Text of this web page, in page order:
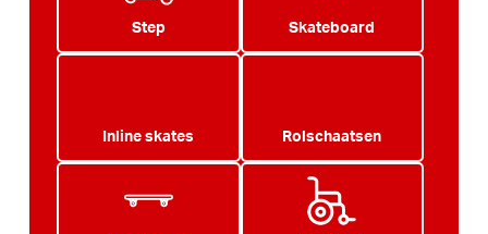
Step Skateboard
Inline skates Rolschaatsen